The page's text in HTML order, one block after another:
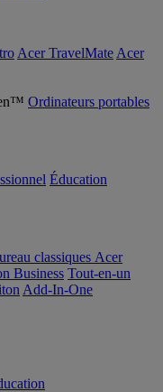
Acer TravelMate Acer
Ordinateurs portables
Éducation
classiques Acer
Business Tout-en-un
Add-In-One